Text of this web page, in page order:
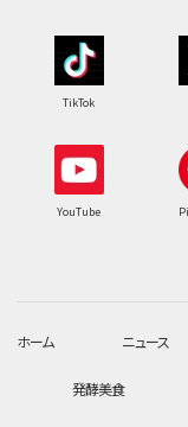
TikTok
YouTube
ホーム ニュース
発酵美食